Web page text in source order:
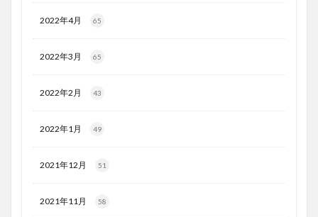
2022年4月 65
2022年3月 65
2022年2月 43
2022年1月 49
2021年12月 51
2021年11月 58